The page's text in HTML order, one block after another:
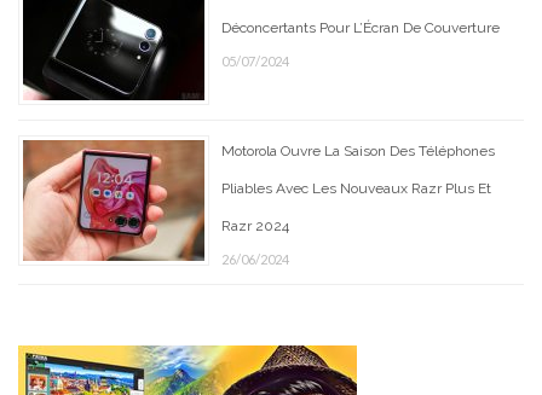
Déconcertants Pour L’Écran De Couverture
05/07/2024
Motorola Ouvre La Saison Des Téléphones
Pliables Avec Les Nouveaux Razr Plus Et
Razr 2024
26/06/2024